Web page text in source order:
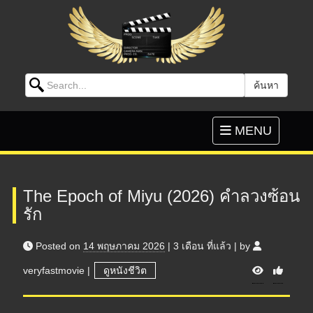
Search for: ค้นหา
Toggle
navigation
MENU
The Epoch of Miyu (2026) คำลวงซ้อน
รัก
Posted on 14 พฤษภาคม 2026 | 3 เดือน ที่แล้ว | by
veryfastmovie | ดูหนังชีวิต V
i